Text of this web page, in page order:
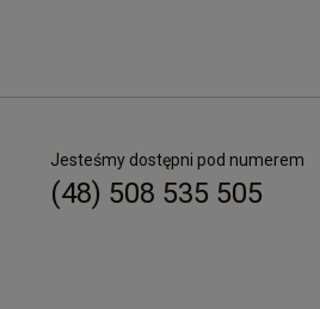
Jesteśmy dostępni pod numerem
(48) 508 535 505